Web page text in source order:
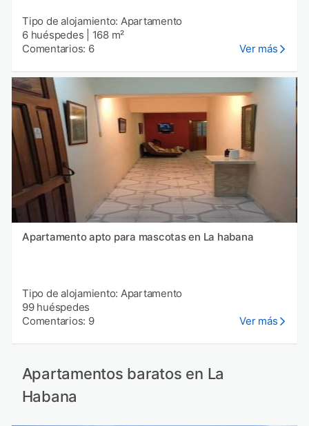
Tipo de alojamiento: Apartamento
6 huéspedes
168 m²
Comentarios: 6
Ver más
Apartamento apto para mascotas en La habana
Tipo de alojamiento: Apartamento
99 huéspedes
Comentarios: 9
Ver más
Apartamentos baratos en La
Habana